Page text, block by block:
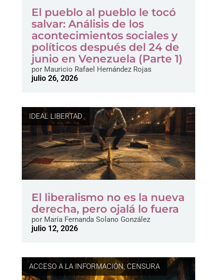
El pueblo al pueblo le tocó
salvar: Análisis de los
acontecimientos sociales y
políticos después del 24 de
junio en Venezuela (Parte 1)
porMauricio Rafael Hernández Rojas
julio 26, 2026
IDEAL LIBERTAD
El liberalismo no es la nueva
derecha, pero ojalá lo fuera
porMaría Fernanda Solano González
julio 12, 2026
ACCESO A LA INFORMACIÓN,CENSURA